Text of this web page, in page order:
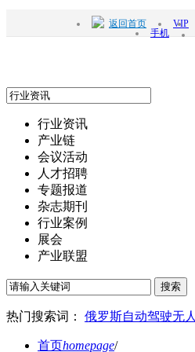
返回首页
手机
VIP
行业资讯
产业链
会议活动
人才招聘
专题报道
杂志期刊
行业案例
展会
产业联盟
搜索
热门搜索词： 俄罗斯自动驾驶无人
首页homepage/